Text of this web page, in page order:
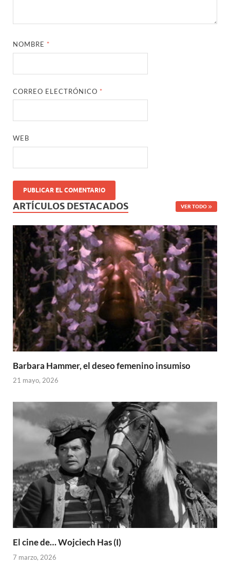
NOMBRE *
CORREO ELECTRÓNICO *
WEB
ARTÍCULOS DESTACADOS VER TODO
Barbara Hammer, el deseo femenino insumiso
21 mayo, 2026
El cine de… Wojciech Has (I)
7 marzo, 2026